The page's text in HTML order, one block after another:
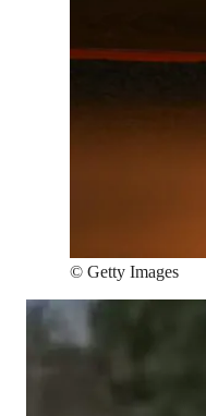
© Getty Images